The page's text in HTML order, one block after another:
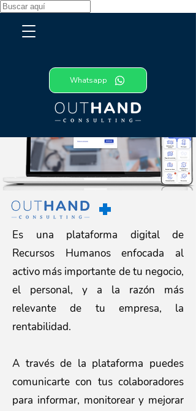
Whatsapp
Es una plataforma digital de
Recursos Humanos enfocada al
activo más importante de tu negocio,
el personal, y a la razón más
relevante de tu empresa, la
rentabilidad.
A través de la plataforma puedes
comunicarte con tus colaboradores
para informar, monitorear y mejorar
+